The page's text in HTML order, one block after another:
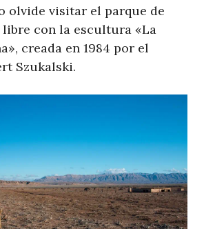
olvide visitar el parque de
con la escultura «La
creada en 1984 por el
Szukalski.